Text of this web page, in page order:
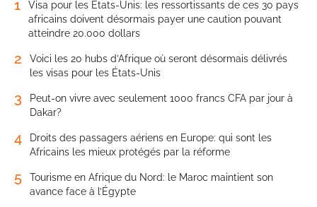
1
Visa pour les États-Unis: les ressortissants de ces 30 pays
africains doivent désormais payer une caution pouvant
atteindre 20.000 dollars
2
Voici les 20 hubs d’Afrique où seront désormais délivrés
les visas pour les États-Unis
3
Peut-on vivre avec seulement 1000 francs CFA par jour à
Dakar?
4
Droits des passagers aériens en Europe: qui sont les
Africains les mieux protégés par la réforme
5
Tourisme en Afrique du Nord: le Maroc maintient son
avance face à l’Égypte